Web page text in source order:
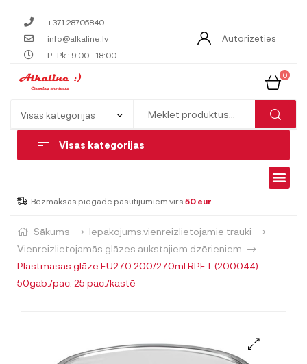
+371 28705840
info@alkaline.lv
P.-Pk.: 9:00 - 18:00
Autorizēties
0
Visas kategorijas
Bezmaksas piegāde pasūtījumiem virs 50 eur
Sākums
Iepakojums,vienreizlietojamie trauki
Vienreizlietojamās glāzes aukstajiem dzērieniem
Plastmasas glāze EU270 200/270ml RPET (200044)
50gab./pac. 25 pac./kastē